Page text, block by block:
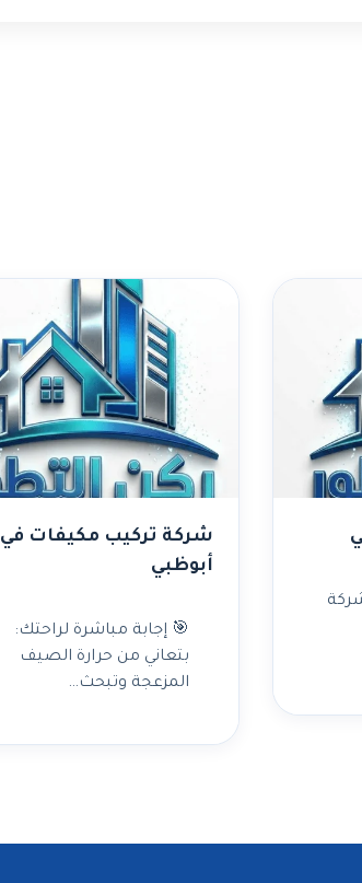
شركة تركيب مكيفات في
أبوظبي
🎯 إجابة مباشرة لراحتك:
بتعاني من حرارة الصيف
المزعجة وتبحث…